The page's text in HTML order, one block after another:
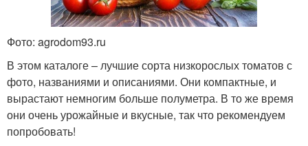
Среднеспелые сорта
Сорта для засолки Вкусные сорта
Фото: agrodom93.ru
В этом каталоге – лучшие сорта низкорослых томатов с
фото, названиями и описаниями. Они компактные, и
вырастают немногим больше полуметра. В то же время
они очень урожайные и вкусные, так что рекомендуем
попробовать!